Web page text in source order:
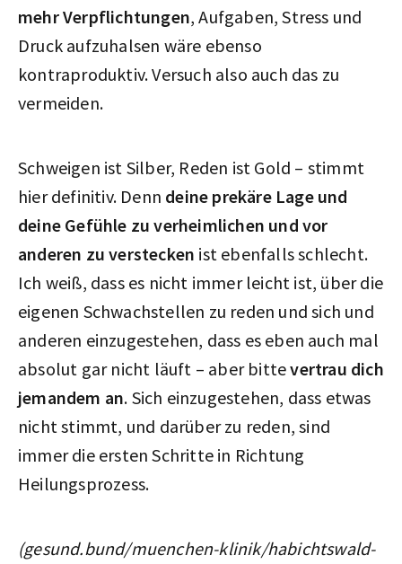
mehr Verpflichtungen, Aufgaben, Stress und
Druck aufzuhalsen wäre ebenso
kontraproduktiv. Versuch also auch das zu
vermeiden.
Schweigen ist Silber, Reden ist Gold – stimmt
hier definitiv. Denn deine prekäre Lage und
deine Gefühle zu verheimlichen und vor
anderen zu verstecken ist ebenfalls schlecht.
Ich weiß, dass es nicht immer leicht ist, über die
eigenen Schwachstellen zu reden und sich und
anderen einzugestehen, dass es eben auch mal
absolut gar nicht läuft – aber bittevertrau dich
jemandem an. Sich einzugestehen, dass etwas
nicht stimmt, und darüber zu reden, sind
immer die ersten Schritte in Richtung
Heilungsprozess.
(gesund.bund/muenchen-klinik/habichtswald-